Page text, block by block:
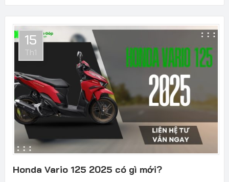
15
Th1
Honda Vario 125 2025 có gì mới?